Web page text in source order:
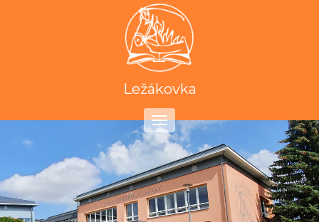
Ležákovka
Toggle
navigation